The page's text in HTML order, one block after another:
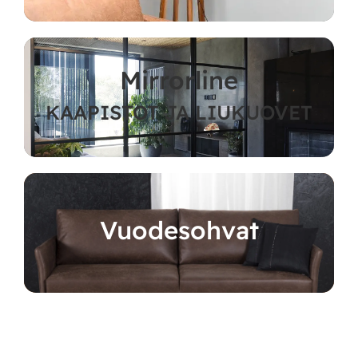
Mirrorline
KAAPISTOT JA LIUKUOVET
Vuodesohvat